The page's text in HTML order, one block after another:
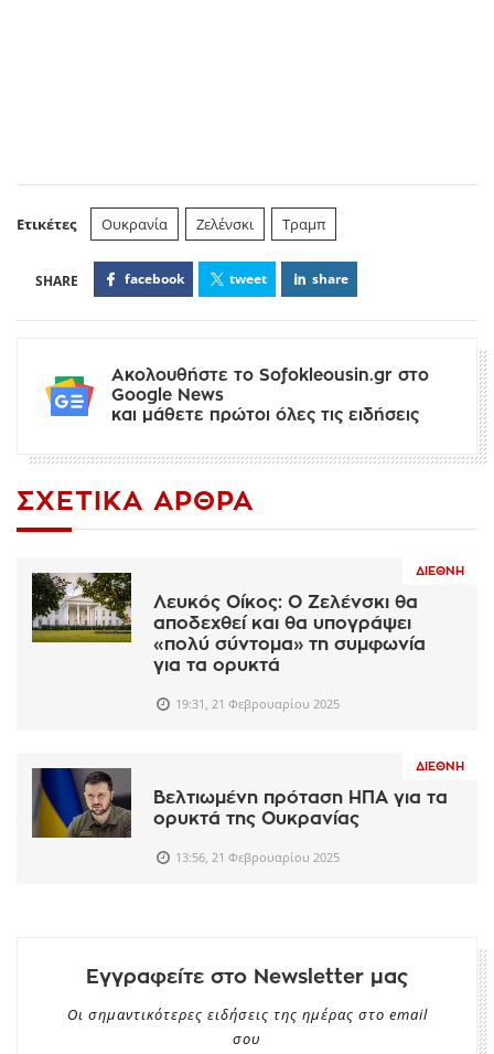
Ετικέτες Ουκρανία Ζελένσκι Τραμπ
facebook tweet share
Ακολουθήστε το Sofokleousin.gr στο
Google News
και μάθετε πρώτοι όλες τις ειδήσεις
ΣΧΕΤΙΚΆ ΆΡΘΡΑ
ΔΙΕΘΝΉ
Λευκός Οίκος: Ο Ζελένσκι θα
αποδεχθεί και θα υπογράψει
«πολύ σύντομα» τη συμφωνία
για τα ορυκτά
19:31, 21 Φεβρουαρίου 2025
ΔΙΕΘΝΉ
Βελτιωμένη πρόταση ΗΠΑ για τα
ορυκτά της Ουκρανίας
13:56, 21 Φεβρουαρίου 2025
Εγγραφείτε στο Newsletter μας
Οι σημαντικότερες ειδήσεις της ημέρας στο email
σου